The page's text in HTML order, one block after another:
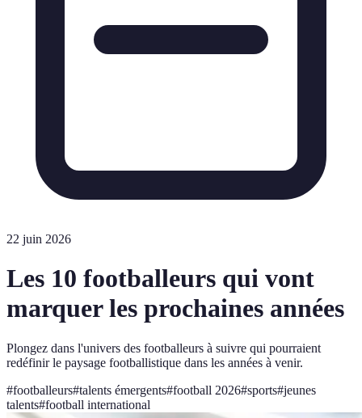
22 juin 2026
Les 10 footballeurs qui vont
marquer les prochaines années
Plongez dans l'univers des footballeurs à suivre qui pourraient
redéfinir le paysage footballistique dans les années à venir.
#footballeurs#talents émergents#football 2026#sports#jeunes
talents#football international